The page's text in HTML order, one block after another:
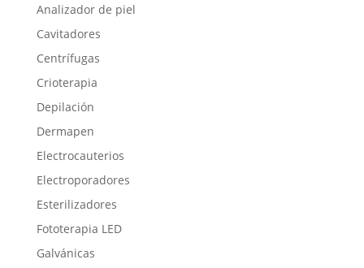
Analizador de piel
Cavitadores
Centrífugas
Crioterapia
Depilación
Dermapen
Electrocauterios
Electroporadores
Esterilizadores
Fototerapia LED
Galvánicas